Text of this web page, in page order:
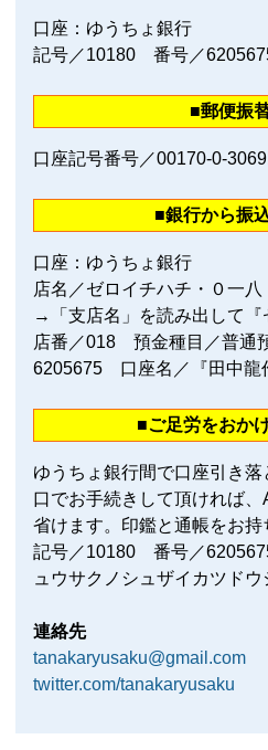
口座：ゆうちょ銀行
記号／10180 番号／
■郵便振
口座記号番号／
■銀行から振
口座：ゆうちょ銀行
店名／ゼロイチハチ・０一八
→「支店名」を読み出して『
店番／018 預金種目／普通
6205675 口座名／『田中龍
■ご足労をおか
ゆうちょ銀行間で口座引き
口でお手続きして頂ければ
省けます。印鑑と通帳をお持
記号／10180 番号／
ュウサクノシュザイカツド
連絡先
tanakaryusaku@gmail.com
twitter.com/tanakaryusaku